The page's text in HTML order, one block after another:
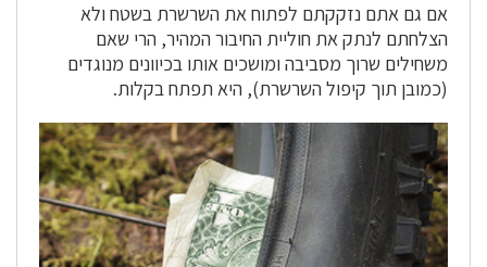
אם גם אתם נזקקתם לפתוח את השרשרת בשטח ולא
הצלחתם לנתק את חוליית החיבור המהיר, הרי שאם
משחילים שרוך מסביבה ומושכים אותו בכיוונים מנוגדים
(כמובן תוך קיפול השרשרת), היא תפתח בקלות.